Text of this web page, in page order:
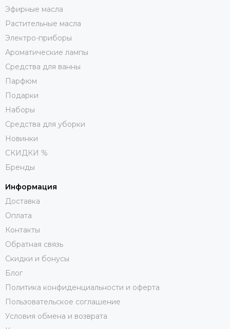
Эфирные масла
Растительные масла
Электро-приборы
Ароматические лампы
Средства для ванны
Парфюм
Подарки
Наборы
Средства для уборки
Новинки
СКИДКИ %
Бренды
Информация
Доставка
Оплата
Контакты
Обратная связь
Скидки и бонусы
Блог
Политика конфиденциальности и оферта
Пользовательское соглашение
Условия обмена и возврата